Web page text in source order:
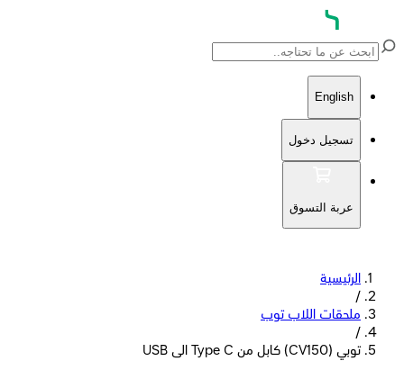
English
تسجيل دخول
عربة التسوق
الرئيسية
/
ملحقات اللاب توب
/
توبي (CV150) كابل من Type C الى USB